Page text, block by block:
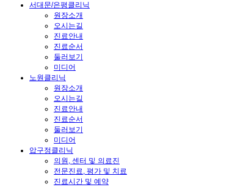
서대문/은평클리닉
원장소개
오시는길
진료안내
진료순서
둘러보기
미디어
노원클리닉
원장소개
오시는길
진료안내
진료순서
둘러보기
미디어
압구정클리닉
의원, 센터 및 의료진
전문진료, 평가 및 치료
진료시간 및 예약